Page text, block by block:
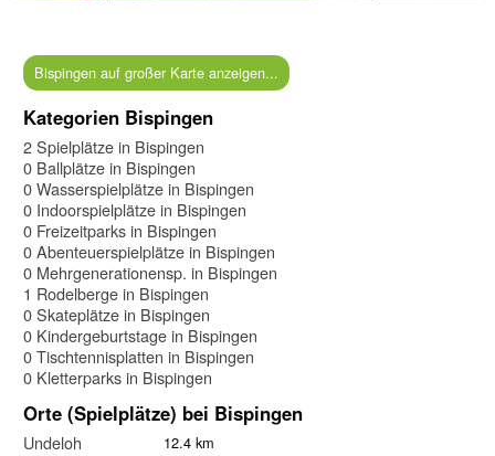
Bispingen auf großer Karte anzeigen...
Kategorien Bispingen
2 Spielplätze in Bispingen
0 Ballplätze in Bispingen
0 Wasserspielplätze in Bispingen
0 Indoorspielplätze in Bispingen
0 Freizeitparks in Bispingen
0 Abenteuerspielplätze in Bispingen
0 Mehrgenerationensp. in Bispingen
1 Rodelberge in Bispingen
0 Skateplätze in Bispingen
0 Kindergeburtstage in Bispingen
0 Tischtennisplatten in Bispingen
0 Kletterparks in Bispingen
Orte (Spielplätze) bei Bispingen
Undeloh 12.4 km